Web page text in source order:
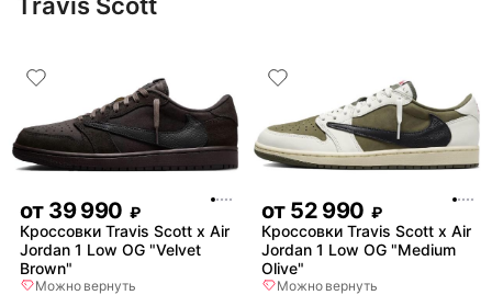
Travis Scott
от 39 990 ₽
Кроссовки Travis Scott x Air
Jordan 1 Low OG "Velvet
Brown"
Можно вернуть
от 52 990 ₽
Кроссовки Travis Scott x Air
Jordan 1 Low OG "Medium
Olive"
Можно вернуть